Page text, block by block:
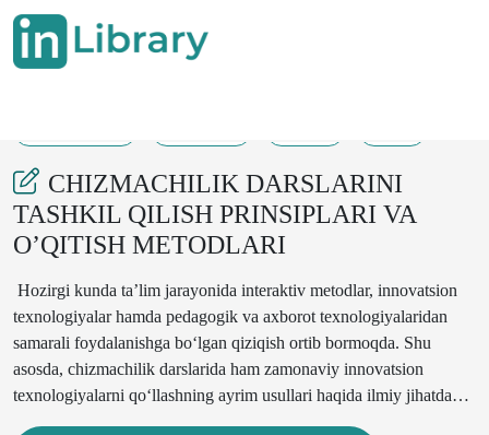
CHIZMACHILIK DARSLARINI
TASHKIL QILISH PRINSIPLARI VA
O’QITISH MЕTОDLARI
Hozirgi kunda ta’lim jarayonida interaktiv metodlar, innovatsion
texnologiyalar hamda pedagogik va axborot texnologiyalaridan
samarali foydalanishga bo‘lgan qiziqish ortib bormoqda. Shu
asosda, chizmachilik darslarida ham zamonaviy innovatsion
texnologiyalarni qo‘llashning ayrim usullari haqida ilmiy jihatdan